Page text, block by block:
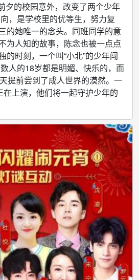
夕的校园意外，改变了两个少年
，是学校里的优等生，努力复
的她唯一的念头。同班同学的意
为人知的故事，陈念也被一点点
时刻，一个叫“小北”的少年闯
人的18岁都是明媚、快乐的，而
提前尝到了成人世界的漠然。一
在上演，他们将一起守护少年的